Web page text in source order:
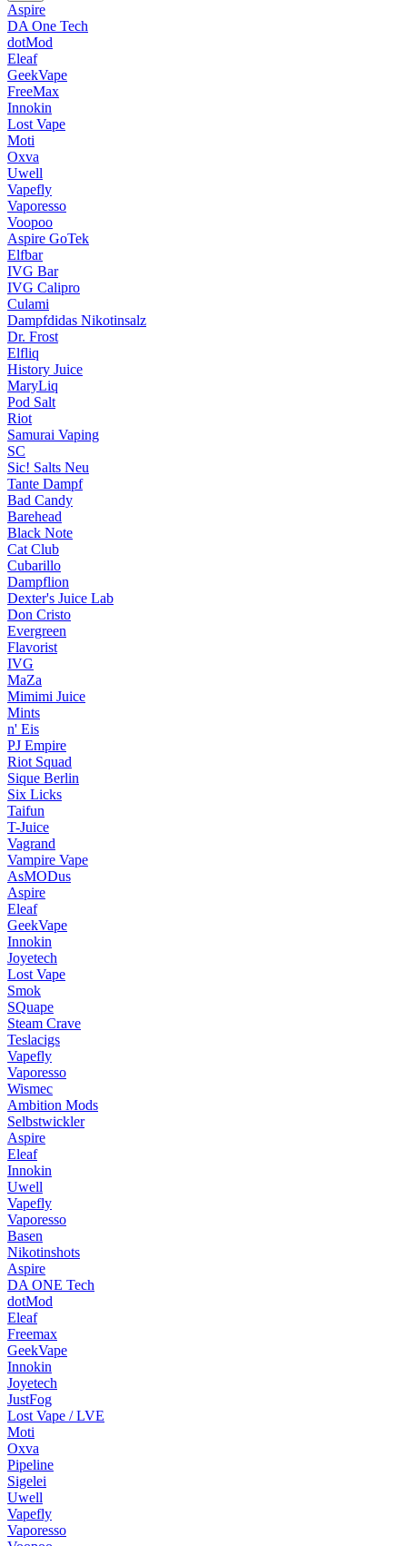
Aspire
DA One Tech
dotMod
Eleaf
GeekVape
FreeMax
Innokin
Lost Vape
Moti
Oxva
Uwell
Vapefly
Vaporesso
Voopoo
Aspire GoTek
Elfbar
IVG Bar
IVG Calipro
Culami
Dampfdidas Nikotinsalz
Dr. Frost
Elfliq
History Juice
MaryLiq
Pod Salt
Riot
Samurai Vaping
SC
Sic! Salts Neu
Tante Dampf
Bad Candy
Barehead
Black Note
Cat Club
Cubarillo
Dampflion
Dexter's Juice Lab
Don Cristo
Evergreen
Flavorist
IVG
MaZa
Mimimi Juice
Mints
n' Eis
PJ Empire
Riot Squad
Sique Berlin
Six Licks
Taifun
T-Juice
Vagrand
Vampire Vape
AsMODus
Aspire
Eleaf
GeekVape
Innokin
Joyetech
Lost Vape
Smok
SQuape
Steam Crave
Teslacigs
Vapefly
Vaporesso
Wismec
Ambition Mods
Selbstwickler
Aspire
Eleaf
Innokin
Uwell
Vapefly
Vaporesso
Basen
Nikotinshots
Aspire
DA ONE Tech
dotMod
Eleaf
Freemax
GeekVape
Innokin
Joyetech
JustFog
Lost Vape / LVE
Moti
Oxva
Pipeline
Sigelei
Uwell
Vapefly
Vaporesso